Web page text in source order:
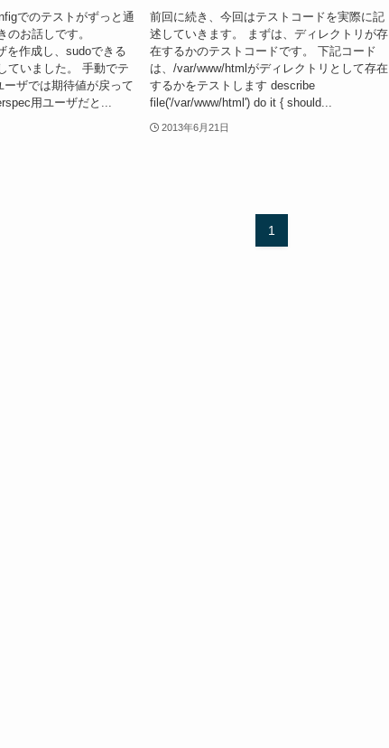
でのテストがずっと通
のお話しです。
を作成し、sudoできる
ていました。 手動でテ
ーザでは期待値が戻って
用ユーザだと...
前回に続き、今回はテストコードを実際に記
述していきます。 まずは、ディレクトリが存
在するかのテストコードです。 下記コード
は、/var/www/htmlがディレクトリとして存在
するかをテストします describe
file('/var/www/html') do it { should...
2013年6月21日
1